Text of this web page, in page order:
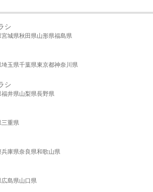
シ
宮城県秋田県山形県福島県
埼玉県千葉県東京都神奈川県
シ
福井県山梨県長野県
三重県
兵庫県奈良県和歌山県
広島県山口県